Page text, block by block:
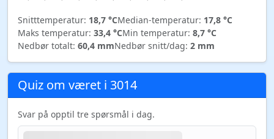
Snitttemperatur: 18,7 °CMedian-temperatur: 17,8 °C
Maks temperatur: 33,4 °CMin temperatur: 8,7 °C
Nedbør totalt: 60,4 mmNedbør snitt/dag: 2 mm
Quiz om været i 3014
Svar på opptil tre spørsmål i dag.